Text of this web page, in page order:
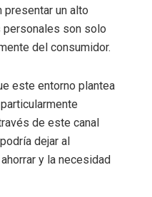
presentar un alto
son solo
del consumidor.
este entorno plantea
de este canal
dejar al
y la necesidad